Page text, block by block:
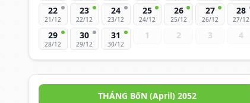
22
21/12
23
22/12
24
23/12
25
24/12
26
25/12
27
26/12
28
27/12
29
28/12
30
29/12
31
30/12
1 2 3 4
THÁNG BốN (April) 2052